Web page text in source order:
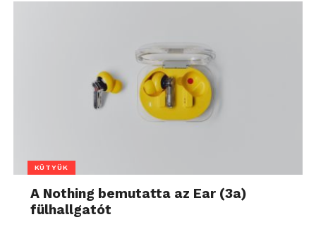
KÜTYÜK
A Nothing bemutatta az Ear (3a)
fülhallgatót